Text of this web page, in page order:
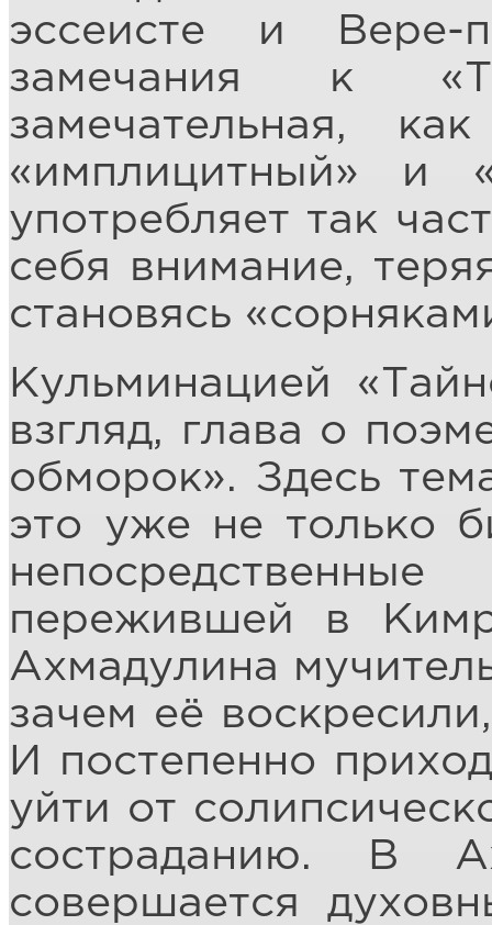
эссеисте и
замечания к
замечательная,
«имплицитный» и
употребляет так
себя внимание,
становясь
Кульминацией
взгляд, глава о
обморок». Здесь
это уже не только
пережившей в
Ахмадулина
зачем её
И постепенно
уйти от
состраданию. В
совершается